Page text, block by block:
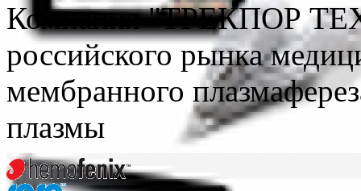
Компания "ТРЕКПОР
российского рынка
мембранного
плазмы